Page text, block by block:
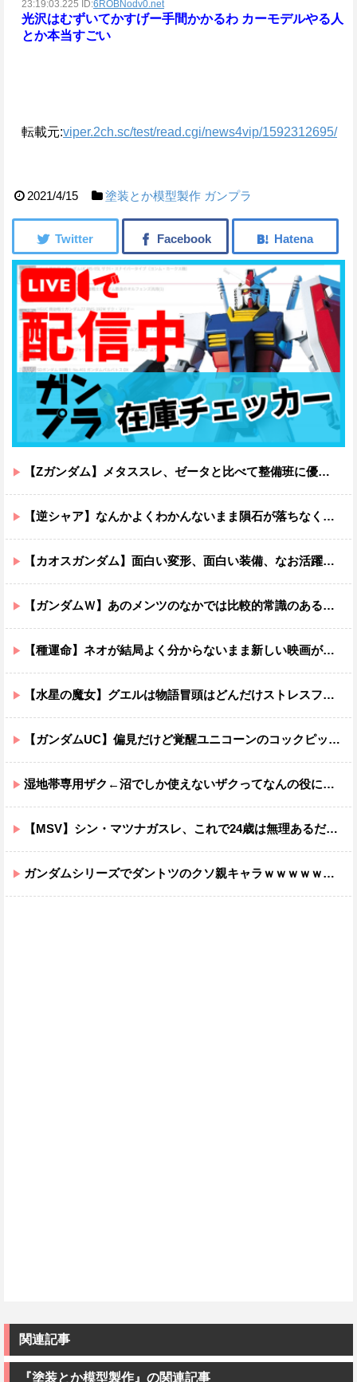
23:19:03.225 ID:6ROBNodv0.net
光沢はむずいてかすげー手間かかるわ カーモデルやる人
とか本当すごい
転載元:viper.2ch.sc/test/read.cgi/news4vip/1592312695/
2021/4/15 塗装とか模型製作 ガンプラ
【Zガンダム】メタススレ、ゼータと比べて整備班に優しそう
【逆シャア】なんかよくわかんないまま隕石が落ちなくていい感じに終わった作品ｗｗｗｗｗｗ
【カオスガンダム】面白い変形、面白い装備、なお活躍…
【ガンダムＷ】あのメンツのなかでは比較的常識のあるほうなのがデュオだよね
【種運命】ネオが結局よく分からないまま新しい映画が終わった後ももやもやしてる
【水星の魔女】グエルは物語冒頭はどんだけストレスフルだったんだよ…ってなる
【ガンダムUC】偏見だけど覚醒ユニコーンのコックピットってエアコンの効きが強そうでいいよね
湿地帯専用ザク←沼でしか使えないザクってなんの役に立つ設定なんだ？
【MSV】シン・マツナガスレ、これで24歳は無理あるだろ…
ガンダムシリーズでダントツのクソ親キャラｗｗｗｗｗｗｗｗｗｗｗｗ
関連記事
『塗装とか模型製作』の関連記事